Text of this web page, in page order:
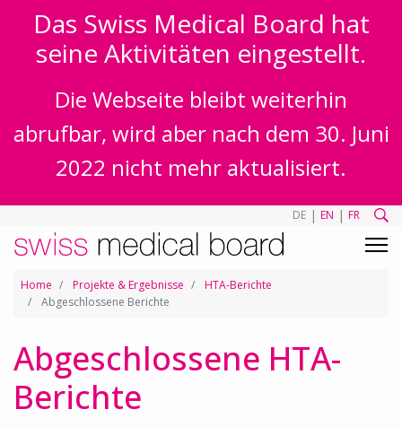
Das Swiss Medical Board hat
seine Aktivitäten eingestellt.
Die Webseite bleibt weiterhin
abrufbar, wird aber nach dem 30. Juni
2022 nicht mehr aktualisiert.
DE | EN | FR
Home Projekte & Ergebnisse
HTA-Berichte
Abgeschlossene Berichte
Abgeschlossene HTA-
Berichte